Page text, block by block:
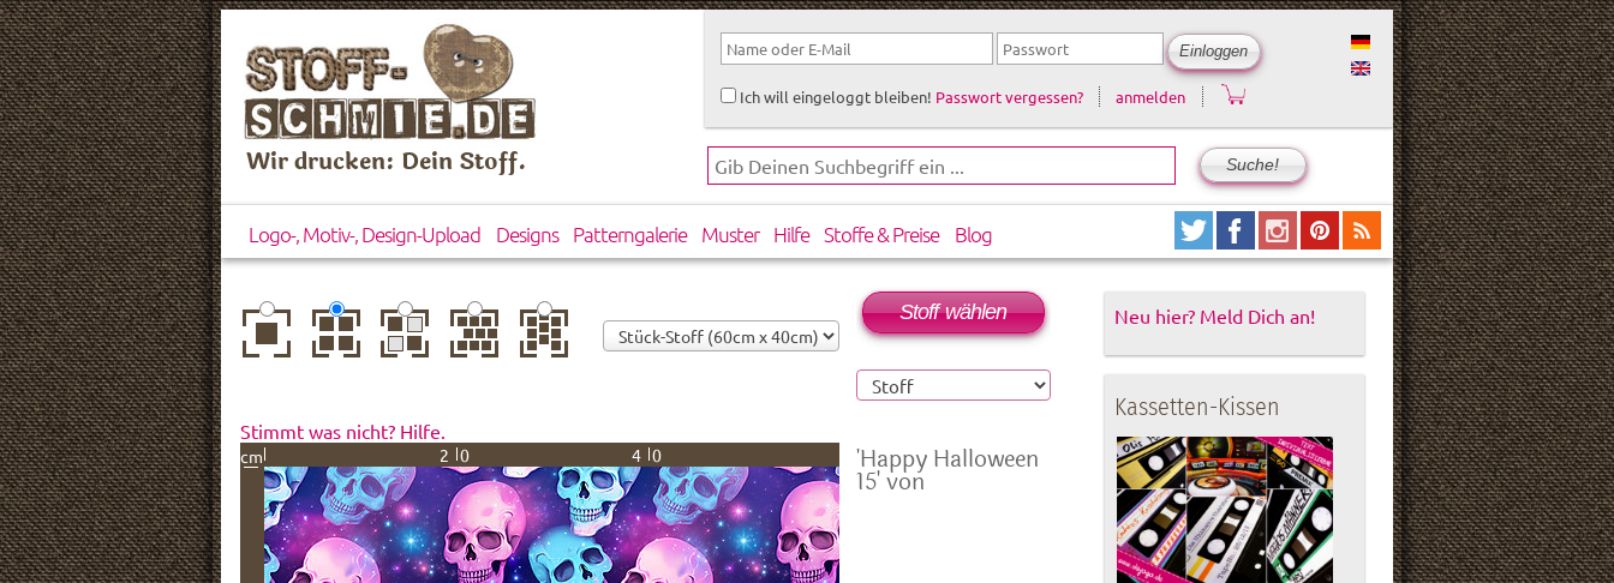
Wir drucken: Dein Stoff.
Ich will eingeloggt bleiben! Passwort vergessen? anmelden
Logo-, Motiv-, Design-Upload Designs Patterngalerie Muster Hilfe Stoffe & Preise Blog
zentriert
einfach
wiederholt
gespiegelthorizontal
versetzt
vertikal
versetzt
Stimmt was nicht? Hilfe.
cm 20 40
Stoff wählen
'Happy Halloween
15' von
Neu hier? Meld Dich an!
Kassetten-Kissen